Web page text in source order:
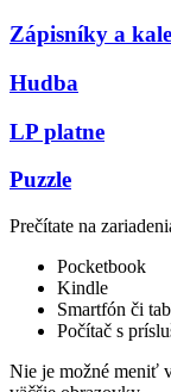
Zápisníky a
Hudba
LP platne
Puzzle
Prečítate na
Pocketbook
Kindle
Smartfón či
Počítač s
Nie je možné meniť